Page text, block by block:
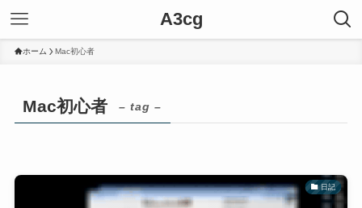
A3cg
ホーム Mac初心者
Mac初心者 – tag –
日記